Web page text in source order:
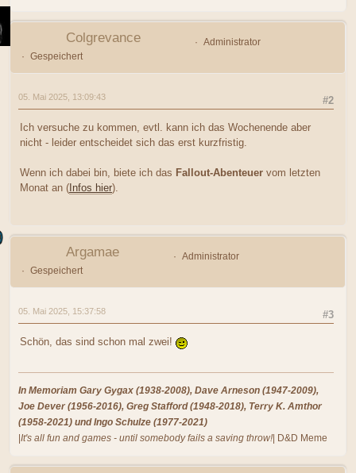
Colgrevance
Administrator
Gespeichert
#2
05. Mai 2025, 13:09:43
Ich versuche zu kommen, evtl. kann ich das Wochenende aber
nicht - leider entscheidet sich das erst kurzfristig.
Wenn ich dabei bin, biete ich das Fallout-Abenteuer vom letzten
Monat an ( Infos hier).
Argamae
Administrator
Gespeichert
#3
05. Mai 2025, 15:37:58
Schön, das sind schon mal zwei!
In Memoriam Gary Gygax (1938-2008), Dave Arneson (1947-2009),
Joe Dever (1956-2016), Greg Stafford (1948-2018), Terry K. Amthor
(1958-2021) und Ingo Schulze (1977-2021)
|It's all fun and games - until somebody fails a saving throw!| D&D Meme